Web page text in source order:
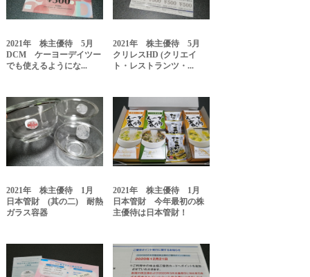
2021年 株主優待 5月
DCM ケーヨーデイツー
でも使えるようにな...
2021年 株主優待 5月
クリレスHD (クリエイ
ト・レストランツ・...
2021年 株主優待 1月
日本管財 (其の二) 耐熱
ガラス容器
2021年 株主優待 1月
日本管財 今年最初の株
主優待は日本管財！